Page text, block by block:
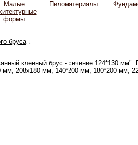
Малые
формы
Пиломатериалы
бруса↓
клееный брус - сечение 124*130
208x180 мм, 140*200 мм, 180*200 мм,